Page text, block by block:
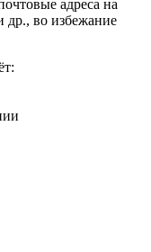
адреса на
др., во избежание